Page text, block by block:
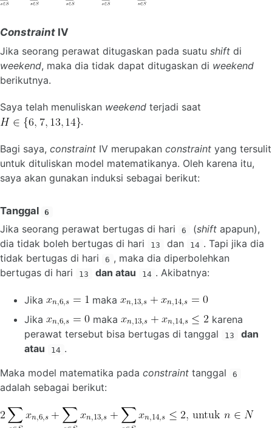
Constraint IV
Jika seorang perawat ditugaskan pada suatu shift di
weekend, maka dia tidak dapat ditugaskan di weekend
berikutnya.
Saya telah menuliskan weekend terjadi saat
.
Bagi saya, constraint IV merupakan constraint yang tersulit
untuk dituliskan model matematikanya. Oleh karena itu,
saya akan gunakan induksi sebagai berikut:
Tanggal 6
Jika seorang perawat bertugas di hari 6 (shiftapapun),
dia tidak boleh bertugas di hari
13 dan 14 . Tapi jika dia
tidak bertugas di hari
6 , maka dia diperbolehkan
bertugas di hari
13 dan atau 14 . Akibatnya:
Jika
maka
Jika
maka
karena
perawat tersebut bisa bertugas di tanggal
13
dan
atau
14 .
Maka model matematika pada constraint tanggal 6
adalah sebagai berikut: